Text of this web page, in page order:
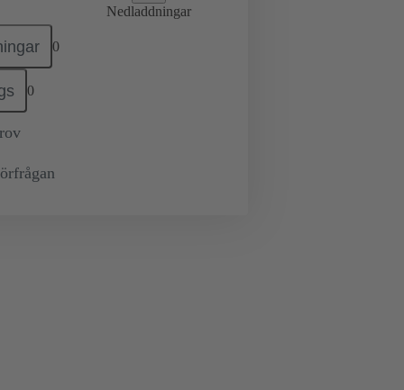
Nedladdningar
0
0